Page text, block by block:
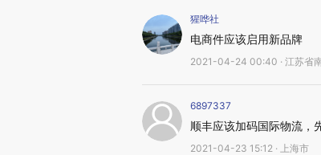
猩哗社
电商件应该启用新品牌
2021-04-24 00:40 · 江苏省
6897337
顺丰应该加码国际物流，
2021-04-23 15:12 · 上海市